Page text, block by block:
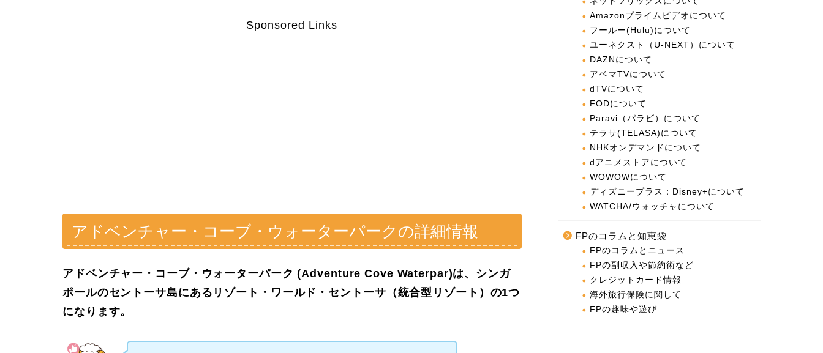
Sponsored Links
アドベンチャー・コーブ・ウォーターパークの詳細情報
アドベンチャー・コーブ・ウォーターパーク (Adventure Cove Waterpar)は、シンガ
ポールのセントーサ島にあるリゾート・ワールド・セントーサ（統合型リゾート）の1つ
になります。
Amazonプライムビデオについて
フールー(Hulu)について
ユーネクスト（U-NEXT）について
DAZNについて
アベマTVについて
dTVについて
FODについて
Paravi（パラビ）について
テラサ(TELASA)について
NHKオンデマンドについて
dアニメストアについて
WOWOWについて
ディズニープラス：Disney+について
WATCHA/ウォッチャについて
FPのコラムと知恵袋
FPのコラムとニュース
FPの副収入や節約術など
クレジットカード情報
海外旅行保険に関して
FPの趣味や遊び